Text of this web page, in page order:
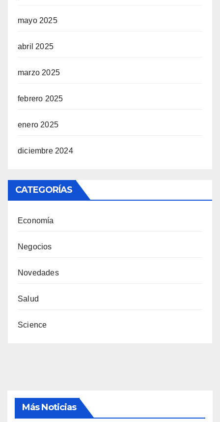
mayo 2025
abril 2025
marzo 2025
febrero 2025
enero 2025
diciembre 2024
CATEGORÍAS
Economía
Negocios
Novedades
Salud
Science
Más Noticias